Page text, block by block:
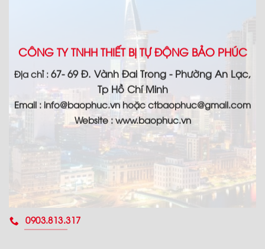
CÔNG TY TNHH THIẾT BỊ TỰ ĐỘNG BẢO PHÚC
Địa chỉ : 67- 69 Đ. Vành Đai Trong - Phường An Lạc,
Tp Hồ Chí Minh
Email : info@baophuc.vn hoặc ctbaophuc@gmail.com
Website : www.baophuc.vn
0903.813.317